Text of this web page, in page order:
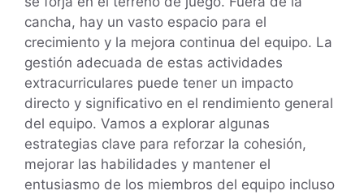
cancha, hay un vasto espacio para el
crecimiento y la mejora continua del equipo. La
gestión adecuada de estas actividades
extracurriculares puede tener un impacto
directo y significativo en el rendimiento general
del equipo. Vamos a explorar algunas
estrategias clave para reforzar la cohesión,
mejorar las habilidades y mantener el
entusiasmo de los miembros del equipo incluso